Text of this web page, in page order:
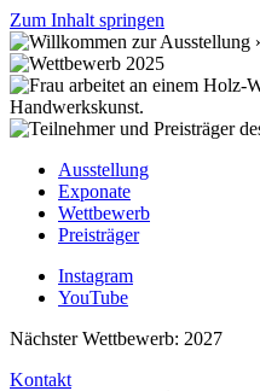
Zum Inhalt springen
Ausstellung
Exponate
Wettbewerb
Preisträger
Instagram
YouTube
Nächster Wettbewerb: 2027
Kontakt